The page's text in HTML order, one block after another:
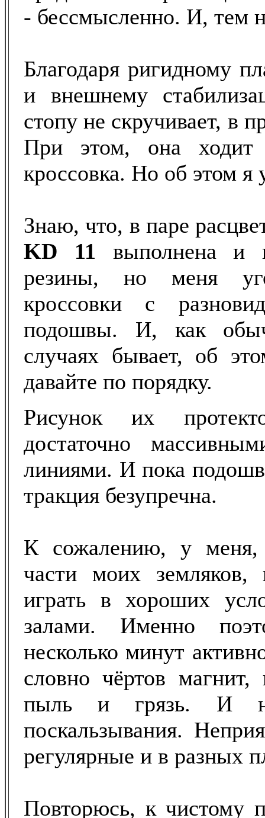
- бессмысленно. И, тем
Благодаря ригидному
и внешнему
стопу не скручивает, в
При этом, она ходит
кроссовка. Но об этом я
Знаю, что, в паре
KD 11 выполнена и
резины, но меня
кроссовки с
подошвы. И, как
случаях бывает, об
давайте по порядку.
Рисунок их
достаточно
линиями. И пока
тракция безупречна.
К сожалению, у
части моих земляков,
играть в хороших
залами. Именно
несколько минут
словно чёртов магнит,
пыль и грязь. И
поскальзывания.
регулярные и в разных
Повторюсь, к чистому